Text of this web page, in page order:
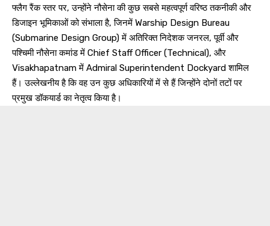
फ्लैग रैंक स्तर पर, उन्होंने नौसेना की कुछ सबसे महत्वपूर्ण वरिष्ठ तकनीकी और
डिजाइन भूमिकाओं को संभाला है, जिनमें Warship Design Bureau
(Submarine Design Group) में अतिरिक्त निदेशक जनरल, पूर्वी और
पश्चिमी नौसेना कमांड में Chief Staff Officer (Technical), और
Visakhapatnam में Admiral Superintendent Dockyard शामिल
हैं। उल्लेखनीय है कि वह उन कुछ अधिकारियों में से हैं जिन्होंने दोनों तटों पर
प्रमुख डॉकयार्ड का नेतृत्व किया है।